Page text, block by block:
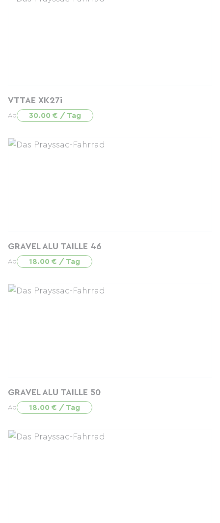
VTTAE XK27i
Ab 30.00 € / Tag
GRAVEL ALU TAILLE 46
Ab 18.00 € / Tag
GRAVEL ALU TAILLE 50
Ab 18.00 € / Tag